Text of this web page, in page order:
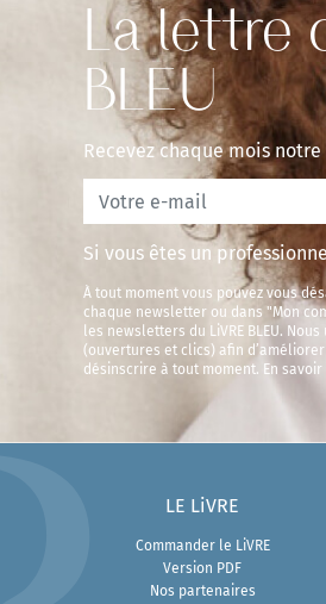
La lettre
BLEU
Recevez chaque mois
Si vous êtes un
À tout moment vous pouvez vous
chaque newsletter ou dans "Mon
les newsletters du LiVRE BLEU.
(ouvertures et clics) afin
désinscrire à tout moment. En
LE LiVRE
Commander le LiVRE
Version PDF
Nos partenaires